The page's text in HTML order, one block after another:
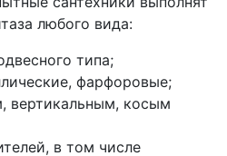
любого вида:
типа;
фарфоровые;
вертикальным, косым
в том числе